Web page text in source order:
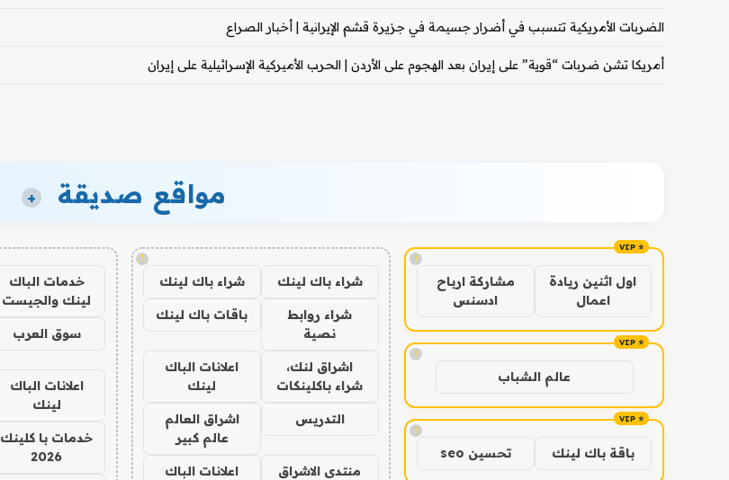
الضربات الأمريكية تتسبب في أضرار جسيمة في جزيرة قشم الإيرانية | أخبار الصراع
أمريكا تشن ضربات “قوية” على إيران بعد الهجوم على الأردن | الحرب الأميركية الإسرائيلية على إيران
مواقع صديقة +
!
اول اثنين ريادة
اعمال
مشاركة ارباح
ادسنس
!
عالم الشباب
!
باقة باك لينك تحسين seo
!
شراء باك لينك شراء باك لينك
شراء روابط
نصية
باقات باك لينك
اشراق لنك،
شراء باكلينكات
اعلانات الباك
لينك
التدريس
اشراق العالم
عالم كبير
منتدى الاشراق
اعلانات الباك
خدمات الباك
لينك والجيست
سوق العرب
اعلانات الباك
لينك
خدمات با كلينك
2026